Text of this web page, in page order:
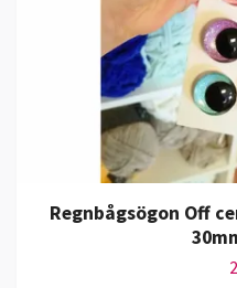
Regnbågsögon Off